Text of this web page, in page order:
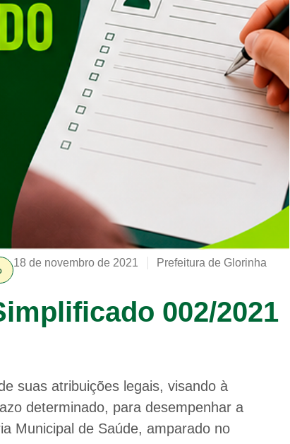
18 de novembro de 2021 Prefeitura de Glorinha
002/2021
suas atribuições legais, visando à
determinado, para desempenhar a
Municipal de Saúde, amparado no